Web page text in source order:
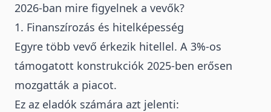
2026-ban mire figyelnek a vevők?
1. Finanszírozás és hitelképesség
Egyre több vevő érkezik hitellel. A 3%-os
támogatott konstrukciók 2025-ben erősen
mozgatták a piacot.
Ez az eladók számára azt jelenti: